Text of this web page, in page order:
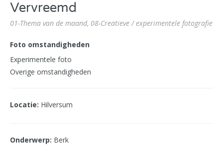
Vervreemd
01-Thema van de maand, 08-Creatieve / experimentele fotografie
Foto omstandigheden
Experimentele foto
Overige omstandigheden
Locatie: Hilversum
Onderwerp: Berk